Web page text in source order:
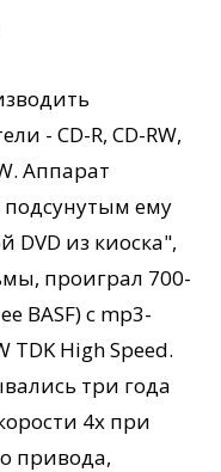
- CD-R, CD-RW,
Аппарат
подсунутым ему
DVD из киоска",
проиграл 700-
BASF) с mp3-
TDK High Speed.
три года
4х при
привода,